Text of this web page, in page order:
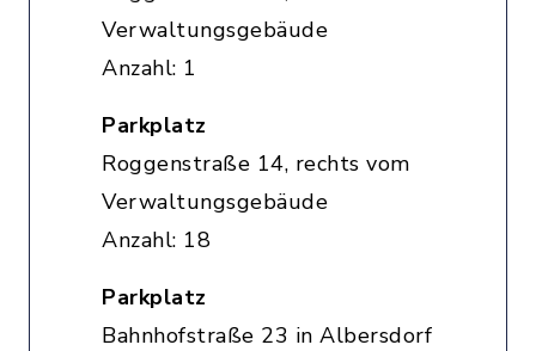
Verwaltungsgebäude
Anzahl: 1
Parkplatz
Roggenstraße 14, rechts vom
Verwaltungsgebäude
Anzahl: 18
Parkplatz
Bahnhofstraße 23 in Albersdorf